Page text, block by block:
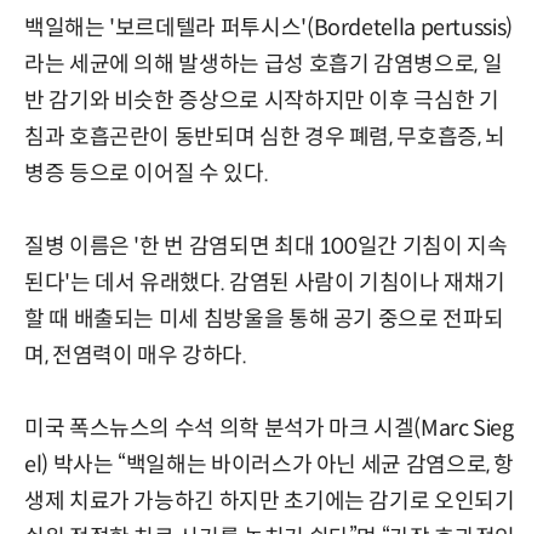
백일해는 '보르데텔라 퍼투시스'(Bordetella pertussis)
라는 세균에 의해 발생하는 급성 호흡기 감염병으로, 일
반 감기와 비슷한 증상으로 시작하지만 이후 극심한 기
침과 호흡곤란이 동반되며 심한 경우 폐렴, 무호흡증, 뇌
병증 등으로 이어질 수 있다.
질병 이름은 '한 번 감염되면 최대 100일간 기침이 지속
된다'는 데서 유래했다. 감염된 사람이 기침이나 재채기
할 때 배출되는 미세 침방울을 통해 공기 중으로 전파되
며, 전염력이 매우 강하다.
미국 폭스뉴스의 수석 의학 분석가 마크 시겔(Marc Sieg
el) 박사는 “백일해는 바이러스가 아닌 세균 감염으로, 항
생제 치료가 가능하긴 하지만 초기에는 감기로 오인되기